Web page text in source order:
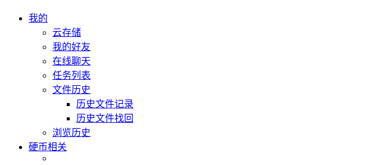
我的
云存储
我的好友
在线聊天
任务列表
文件历史
历史文件记录
历史文件找回
浏览历史
硬币相关